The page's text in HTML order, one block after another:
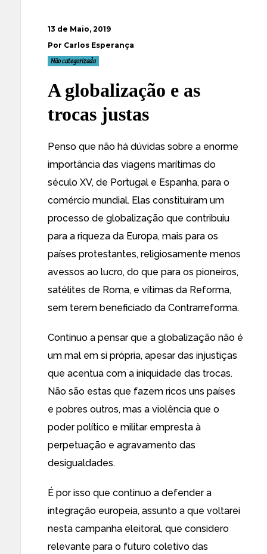
13 de Maio, 2019
Por Carlos Esperança
Não categorizado
A globalização e as
trocas justas
Penso que não há dúvidas sobre a enorme
importância das viagens marítimas do
século XV, de Portugal e Espanha, para o
comércio mundial. Elas constituíram um
processo de globalização que contribuiu
para a riqueza da Europa, mais para os
países protestantes, religiosamente menos
avessos ao lucro, do que para os pioneiros,
satélites de Roma, e vítimas da Reforma,
sem terem beneficiado da Contrarreforma.
Continuo a pensar que a globalização não é
um mal em si própria, apesar das injustiças
que acentua com a iniquidade das trocas.
Não são estas que fazem ricos uns países
e pobres outros, mas a violência que o
poder político e militar empresta à
perpetuação e agravamento das
desigualdades.
É por isso que continuo a defender a
integração europeia, assunto a que voltarei
nesta campanha eleitoral, que considero
relevante para o futuro coletivo das